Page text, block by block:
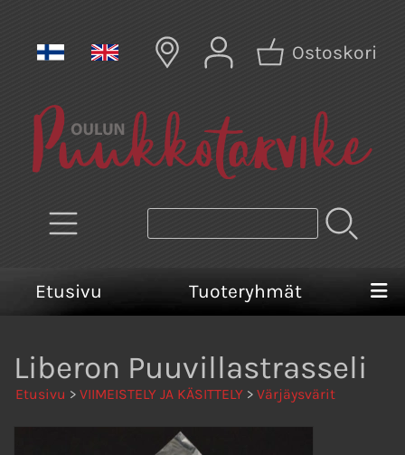
Ostoskori
Etusivu Tuoteryhmät
Liberon Puuvillastrasseli
Etusivu > VIIMEISTELY JA KÄSITTELY > Värjäysvärit